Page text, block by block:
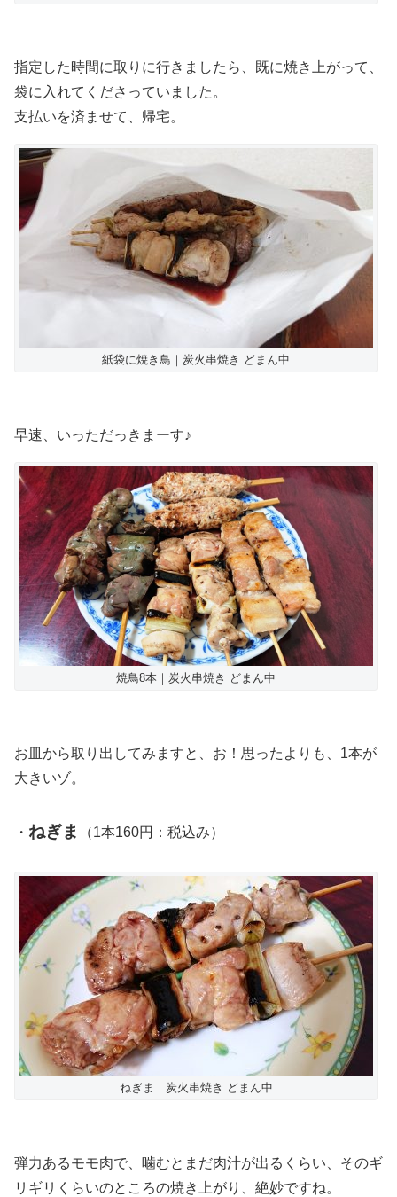
指定した時間に取りに行きましたら、既に焼き上がって、
袋に入れてくださっていました。
支払いを済ませて、帰宅。
紙袋に焼き鳥｜炭火串焼き どまん中
早速、いっただっきまーす♪
焼鳥8本｜炭火串焼き どまん中
お皿から取り出してみますと、お！思ったよりも、1本が
大きいゾ。
・ ねぎま （1本160円：税込み）
ねぎま｜炭火串焼き どまん中
弾力あるモモ肉で、噛むとまだ肉汁が出るくらい、そのギ
リギリくらいのところの焼き上がり、絶妙ですね。